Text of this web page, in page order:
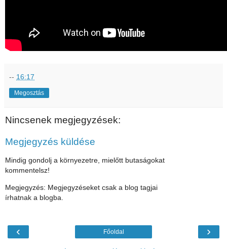
-- 16:17
Megosztás
Nincsenek megjegyzések:
Megjegyzés küldése
Mindig gondolj a környezetre, mielőtt butaságokat
kommentelsz!
Megjegyzés: Megjegyzéseket csak a blog tagjai
írhatnak a blogba.
‹ ›
Főoldal